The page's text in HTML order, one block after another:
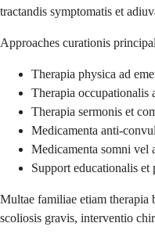
tractandis symptomatis et
Approaches curationis
Therapia physica ad
Therapia occupationalis
Therapia sermonis et
Medicamenta anti-
Medicamenta somni vel
Support educationalis et
Multae familiae etiam therapia
scoliosis gravis, interventio